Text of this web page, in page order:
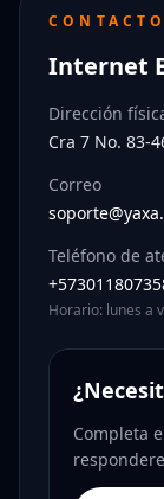
Internet
Dirección
Cra 7 No. 83-
Correo
Teléfono de
Horario: lunes a
Completa